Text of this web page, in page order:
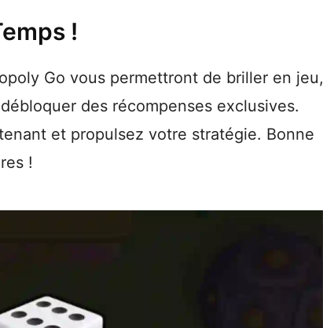
!
Go vous permettront de briller en jeu,
des récompenses exclusives.
et propulsez votre stratégie. Bonne
!